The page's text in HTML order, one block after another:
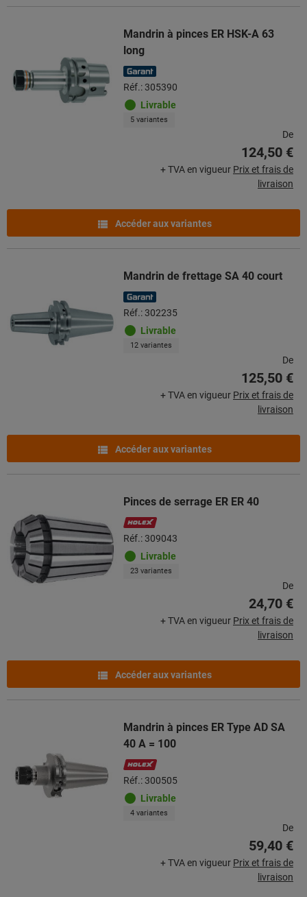
Mandrin à pinces ER HSK-A 63
long
Réf.: 305390
Livrable
5 variantes
De
124,50 €
+ TVA en vigueur Prix et frais de
livraison
Accéder aux variantes
Mandrin de frettage SA 40 court
Réf.: 302235
Livrable
12 variantes
De
125,50 €
+ TVA en vigueur Prix et frais de
livraison
Accéder aux variantes
Pinces de serrage ER ER 40
Réf.: 309043
Livrable
23 variantes
De
24,70 €
+ TVA en vigueur Prix et frais de
livraison
Accéder aux variantes
Mandrin à pinces ER Type AD SA
40 A = 100
Réf.: 300505
Livrable
4 variantes
De
59,40 €
+ TVA en vigueur Prix et frais de
livraison